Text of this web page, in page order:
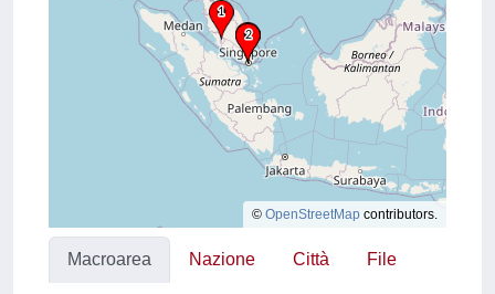
© OpenStreetMap contributors.
Macroarea Nazione Città File